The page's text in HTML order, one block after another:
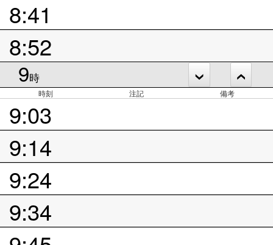
8:41
8:52
9時
時刻 注記 備考
9:03
9:14
9:24
9:34